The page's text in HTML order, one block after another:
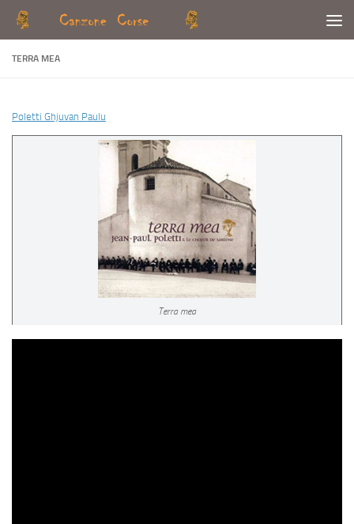
Skip to content
TERRA MEA
Poletti Ghjuvan Paulu
Terra mea